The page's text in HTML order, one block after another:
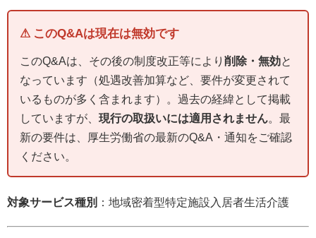
⚠ このQ&Aは現在は無効です
このQ&Aは、その後の制度改正等により 削除・無効と
なっています（処遇改善加算など、要件が変更されて
いるものが多く含まれます）。過去の経緯として掲載
していますが、 現行の取扱いには適用されません 。最
新の要件は、厚生労働省の最新のQ&A・通知をご確認
ください。
対象サービス種別 ：地域密着型特定施設入居者生活介護